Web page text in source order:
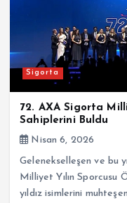
Sigorta
72. AXA Sigorta
Sahiplerini Buldu
Nisan 6, 2026
Gelenekselleşen ve bu
Milliyet Yılın Sporcusu
yıldız isimlerini